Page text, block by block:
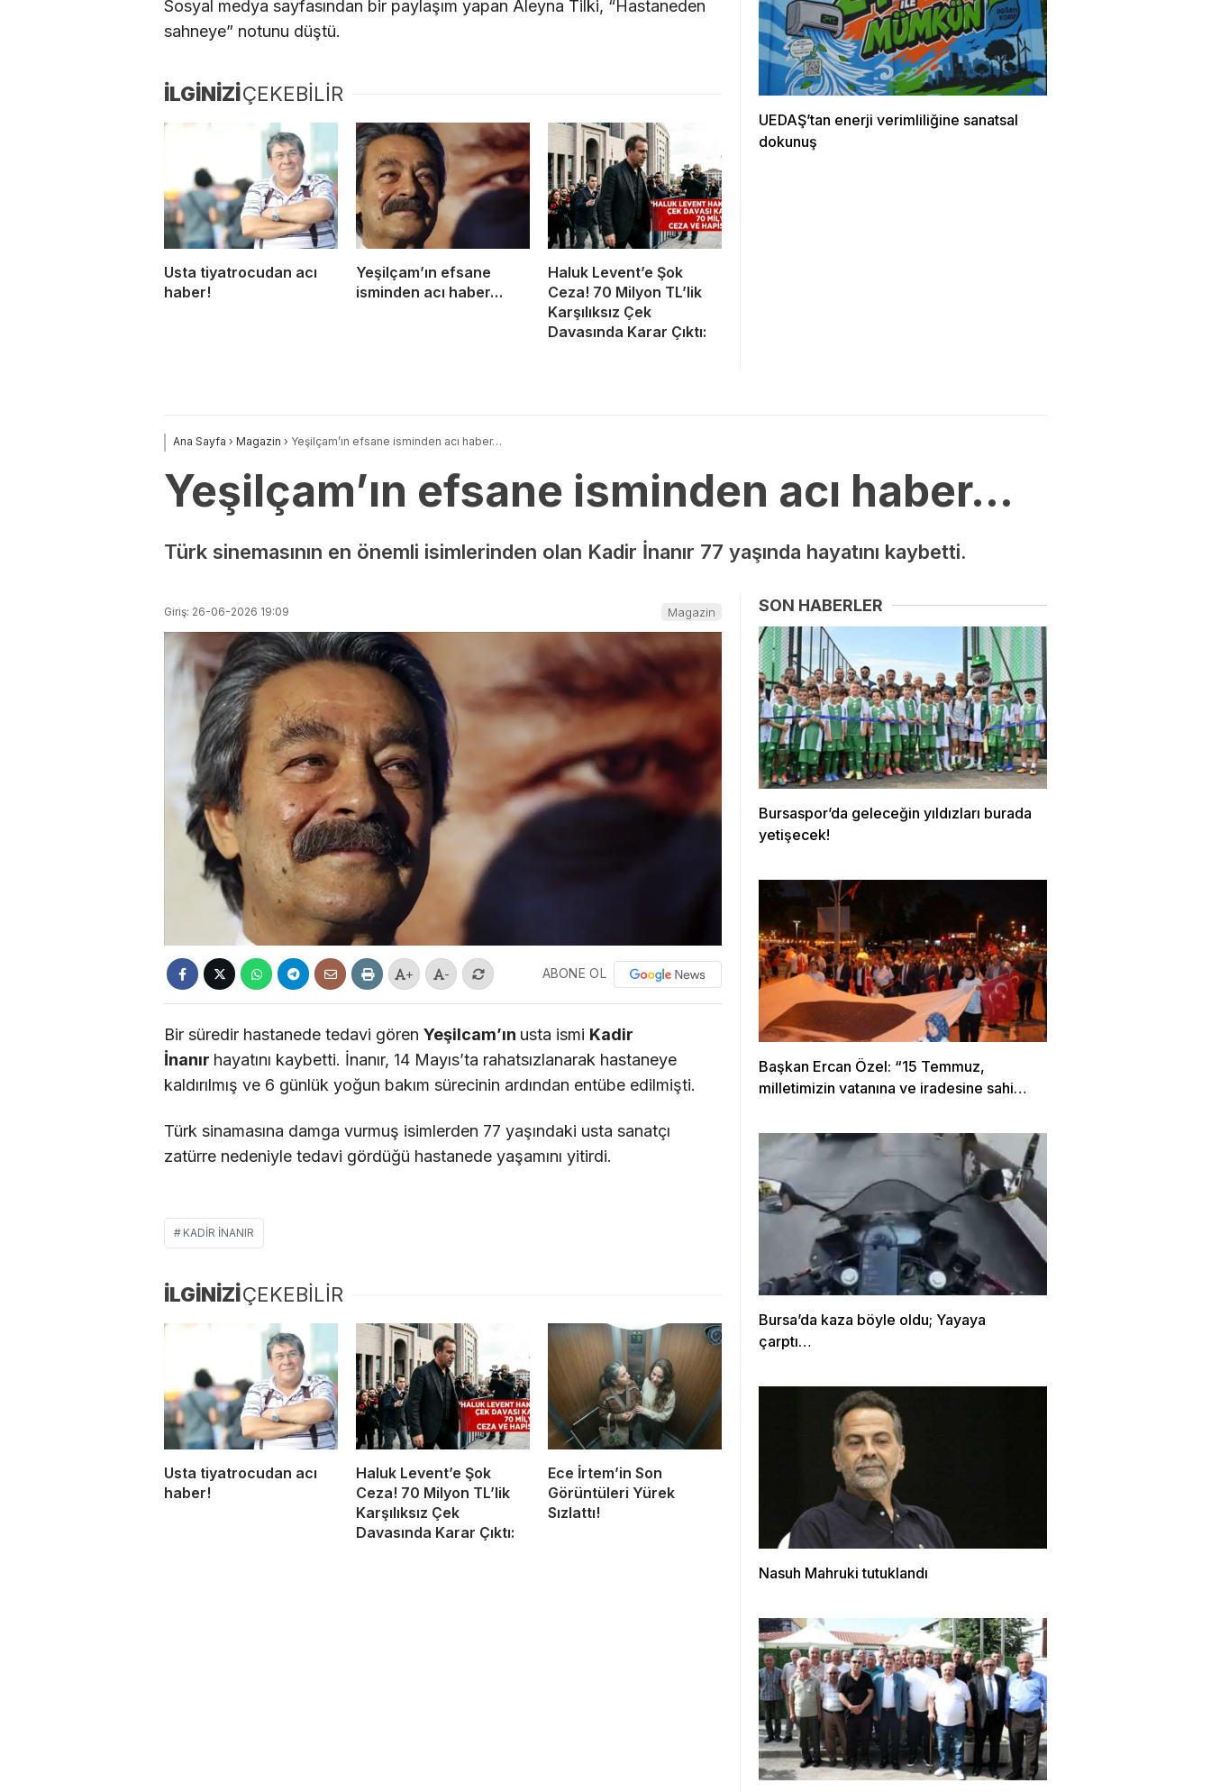
Sosyal medya sayfasından bir paylaşım yapan Aleyna Tilki, “Hastaneden
sahneye” notunu düştü.
İLGİNİZİÇEKEBİLİR
Usta tiyatrocudan acı
haber!
Yeşilçam’ın efsane
isminden acı haber…
Haluk Levent’e Şok
Ceza! 70 Milyon TL’lik
Karşılıksız Çek
Davasında Karar Çıktı:
UEDAŞ’tan enerji verimliliğine sanatsal
dokunuş
Ana Sayfa › Magazin › Yeşilçam’ın efsane isminden acı haber…
Yeşilçam’ın efsane isminden acı haber…
Türk sinemasının en önemli isimlerinden olan Kadir İnanır 77 yaşında hayatını kaybetti.
Giriş: 26-06-2026 19:09 Magazin
+ - ABONE OL
Bir süredir hastanede tedavi gören Yeşilcam’ın usta ismi Kadir
İnanır hayatını kaybetti. İnanır, 14 Mayıs’ta rahatsızlanarak hastaneye
kaldırılmış ve 6 günlük yoğun bakım sürecinin ardından entübe edilmişti.
Türk sinamasına damga vurmuş isimlerden 77 yaşındaki usta sanatçı
zatürre nedeniyle tedavi gördüğü hastanede yaşamını yitirdi.
KADIR INANIR
İLGİNİZİÇEKEBİLİR
Usta tiyatrocudan acı
haber!
Haluk Levent’e Şok
Ceza! 70 Milyon TL’lik
Karşılıksız Çek
Davasında Karar Çıktı:
Ece İrtem’in Son
Görüntüleri Yürek
Sızlattı!
SON HABERLER
Bursaspor’da geleceğin yıldızları burada
yetişecek!
Başkan Ercan Özel: “15 Temmuz,
milletimizin vatanına ve iradesine sahip
Bursa’da kaza böyle oldu; Yayaya
çarptı…
Nasuh Mahruki tutuklandı